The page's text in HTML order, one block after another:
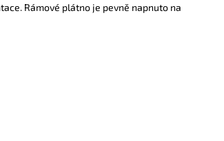
Rámové plátno je pevně napnuto na